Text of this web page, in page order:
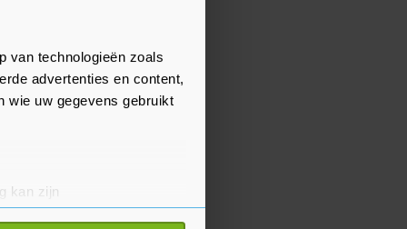
van technologieën zoals
advertenties en content,
wie uw gegevens gebruikt
kan zijn